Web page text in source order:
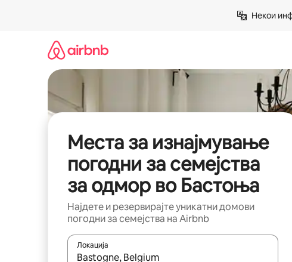
Некои
Места за изнајмување
погодни за семејства
за одмор во Бастоња
Најдете и резервирајте уникатни домови
погодни за семејства на Airbnb
Локација
Кога резултатите се достапни, движете се со